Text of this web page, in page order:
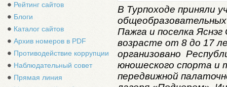
Рейтинг сайтов
Блоги
Каталог сайтов
Архив номеров в PDF
Противодействие коррупции
Наблюдательный совет
Прямая линия
В Турпоходе приняли
Пажга и поселка
возрасте от 8 до 17
организовано
юношеского спорта и
передвижной